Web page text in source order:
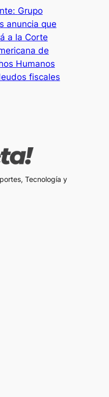
Grupo
anuncia que
a la Corte
de
Humanos
fiscales
Tecnología y